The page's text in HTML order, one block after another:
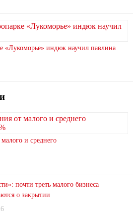
«Лукоморье» индюк научил павлина
и среднего
почти треть малого бизнеса
о закрытии